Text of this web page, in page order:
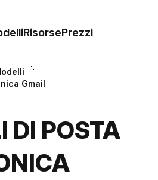
RisorsePrezzi
Gmail
DI POSTA